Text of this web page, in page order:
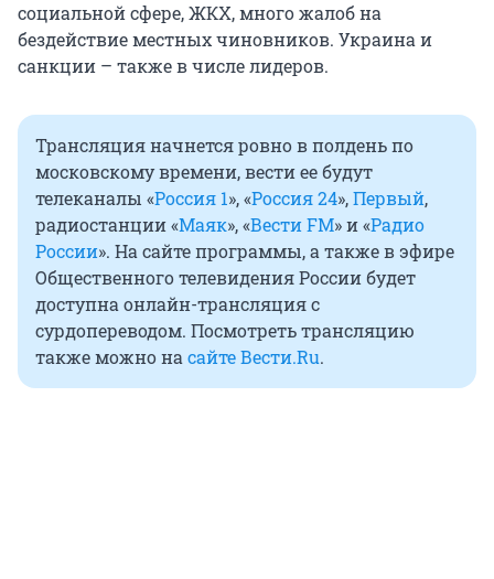
социальной сфере, ЖКХ, много жалоб на
бездействие местных чиновников. Украина и
санкции – также в числе лидеров.
Трансляция начнется ровно в полдень по
московскому времени, вести ее будут
телеканалы «Россия 1»,«Россия 24»,Первый,
радиостанции«Маяк», «Вести FM» и «Радио
России». На сайте программы, а также в эфире
Общественного телевидения России будет
доступна онлайн-трансляция с
сурдопереводом. Посмотреть трансляцию
также можно на сайте Вести.Ru.